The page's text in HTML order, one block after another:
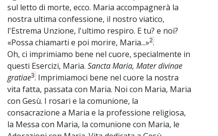
sul letto di morte, ecco. Maria accompagnerà la
nostra ultima confessione, il nostro viatico,
l'Estrema Unzione, l'ultimo respiro. E tu? e noi?
«Possa chiamarti e poi morire, Maria...»2.
Oh, ci imprimiamo bene nel cuore, specialmente in
questi Esercizi, Maria. Sancta Maria, Mater divinae
gratiae3. Imprimiamoci bene nel cuore la nostra
vita fatta, passata con Maria. Noi con Maria, Maria
con Gesù. I rosari e la comunione, la
consacrazione a Maria e la professione religiosa,
la Messa con Maria, la comunione con Maria, le